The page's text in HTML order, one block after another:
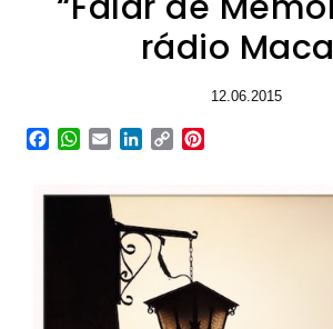
rádio
12.06.2015
Facebook
WhatsApp
EmailLinkedIn
Copy